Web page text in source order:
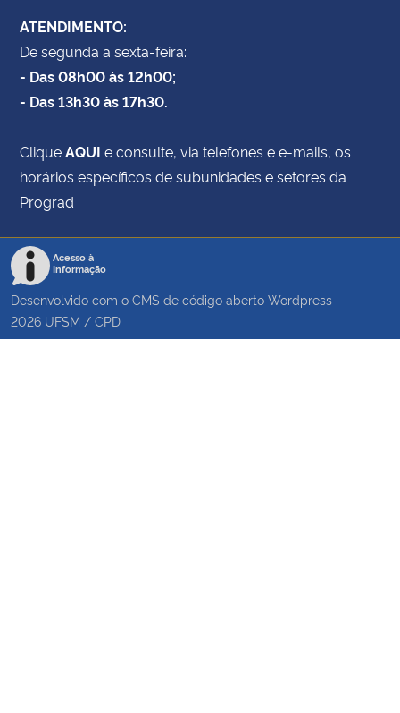
ATENDIMENTO:
De segunda a sexta-feira:
- Das 08h00 às 12h00;
- Das 13h30 às 17h30.
CliqueAQUI e consulte, via telefones e e-mails, os
horários específicos de subunidades e setores da
Prograd
Acesso à
Informação
Desenvolvido com o CMS de código aberto Wordpress
2026 UFSM / CPD